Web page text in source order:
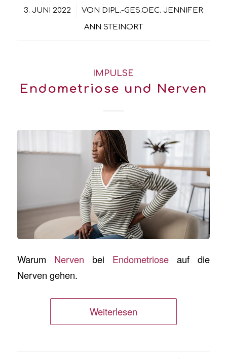
3. JUNI 2022
/ VON DIPL.-GES.OEC. JENNIFER
ANN STEINORT
IMPULSE
Endometriose und Nerven
Warum Nerven bei Endometriose auf die
Nerven gehen.
Weiterlesen